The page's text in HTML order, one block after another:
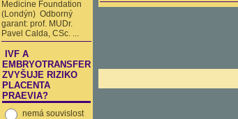
Medicine Foundation
(Londýn) Odborný
garant: prof. MUDr.
Pavel Calda, CSc. ...
IVF A
EMBRYOTRANSFER
ZVYŠUJE RIZIKO
PLACENTA
PRAEVIA?
nemá souvislost